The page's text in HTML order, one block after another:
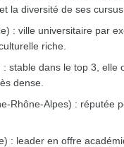
la diversité de ses cursus.
: ville universitaire par
riche.
: stable dans le top 3, elle
dense.
Rhône-Alpes) : réputée
: leader en offre